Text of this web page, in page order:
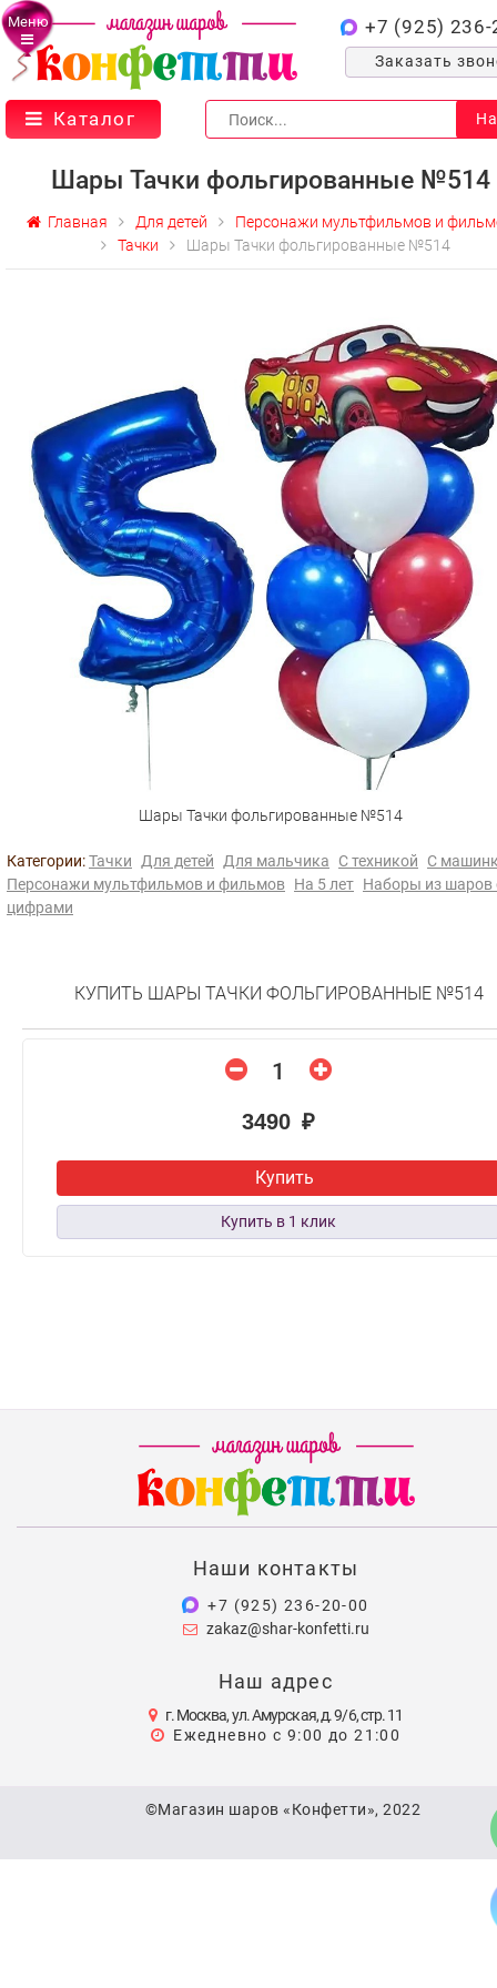
Меню +7 (925) 236-
Заказать
Каталог
Шары Тачки фольгированные №514
Главная Для детей
Персонажи мультфильмов и
Тачки
Шары Тачки фольгированные №514
Шары Тачки фольгированные №514
Категории:Тачки Для детей Для мальчика С техникой
С
Персонажи мультфильмов и фильмов На 5 лет Наборы из шаров
цифрами
КУПИТЬ ШАРЫ ТАЧКИ ФОЛЬГИРОВАННЫЕ №514
3490 ₽
Купить
Наши контакты
+7 (925) 236-20-00
zakaz@shar-konfetti.ru
Наш адрес
г. Москва, ул. Амурская, д. 9/6, стр. 11
Ежедневно с 9:00 до 21:00
©Магазин шаров «Конфетти», 2022